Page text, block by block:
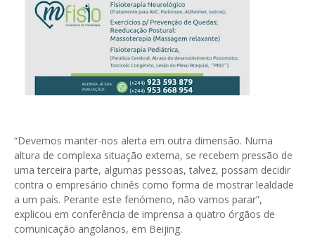
“Devemos manter-nos alerta em outra dimensão. Numa
altura de complexa situação externa, se recebem pressão de
uma terceira parte, algumas pessoas, talvez, possam decidir
contra o empresário chinês como forma de mostrar lealdade
a um país. Perante este fenómeno, não vamos parar”,
explicou em conferência de imprensa a quatro órgãos de
comunicação angolanos, em Beijing.